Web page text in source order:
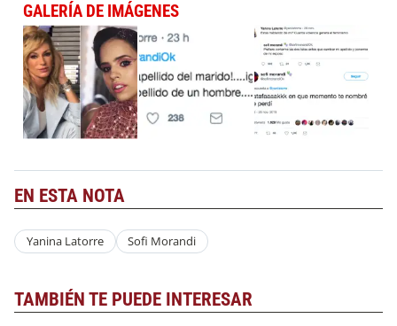
GALERÍA DE IMÁGENES
EN ESTA NOTA
Yanina Latorre Sofi Morandi
TAMBIÉN TE PUEDE INTERESAR